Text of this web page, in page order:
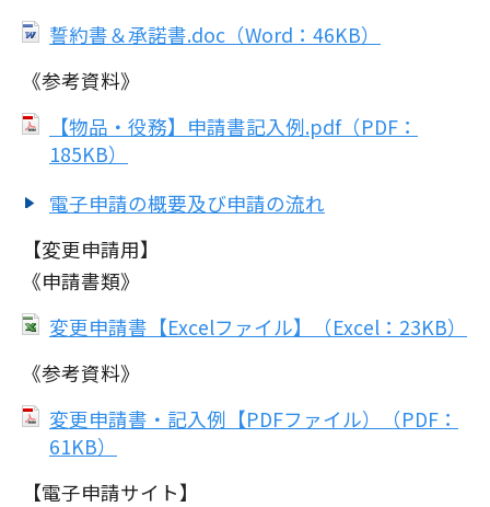
誓約書＆承諾書.doc（Word：46KB）
《参考資料》
【物品・役務】申請書記入例.pdf（PDF：
185KB）
電子申請の概要及び申請の流れ
【変更申請用】
《申請書類》
変更申請書【Excelファイル】（Excel：23KB）
《参考資料》
変更申請書・記入例【PDFファイル）（PDF：
61KB）
【電子申請サイト】